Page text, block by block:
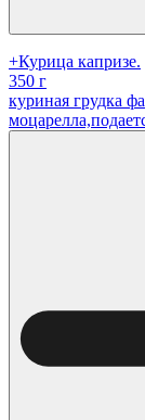
+Курица капризе.
350 г
куриная грудка